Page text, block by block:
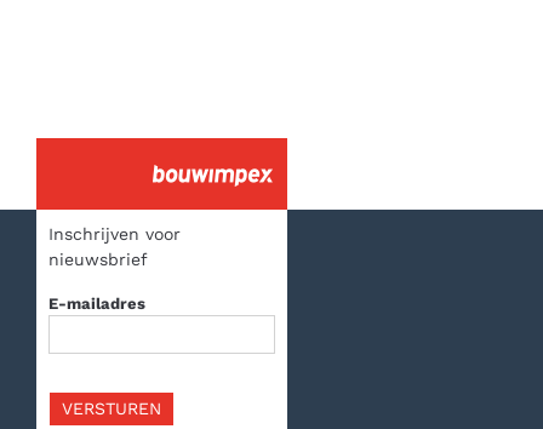
Inschrijven voor
nieuwsbrief
E-mailadres
VERSTUREN